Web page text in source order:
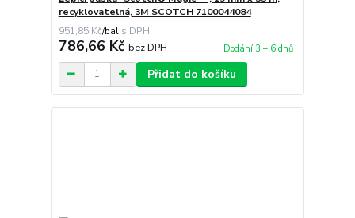
recyklovatelná, 3M SCOTCH 7100044084
951,85 Kč/bal.
786,66 Kč bez DPH Dodání 3 – 6 dnů
Přidat do košíku